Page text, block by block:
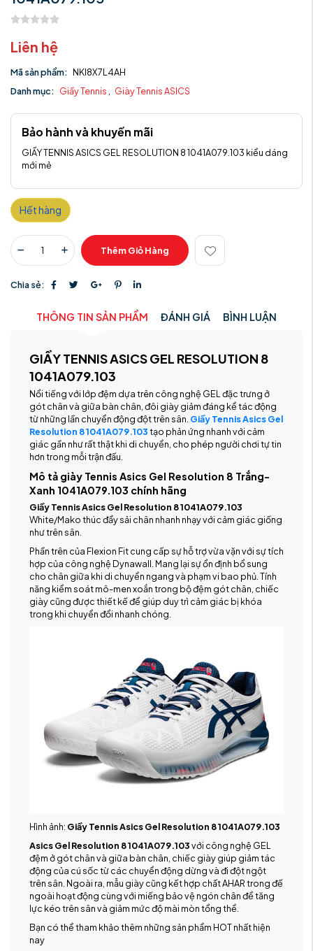
Liên hệ
Mã sản phẩm: NKI8X7L4AH
Danh mục: Giầy Tennis , Giày Tennis ASICS
Bảo hành và khuyến mãi
GIẦY TENNIS ASICS GEL RESOLUTION 8 1041A079.103 kiểu dáng
mới mẻ
Hết hàng
Thêm Giỏ Hàng
Chia sẻ:
THÔNG TIN SẢN PHẨM ĐÁNH GIÁ BÌNH LUẬN
GIẦY TENNIS ASICS GEL RESOLUTION 8
1041A079.103
Nổi tiếng với lớp đệm dựa trên công nghệ GEL đặc trưng ở
gót chân và giữa bàn chân, đôi giày giảm đáng kể tác động
từ những lần chuyển động đột trên sân. Giầy Tennis Asics Gel
Resolution 8 1041A079.103tạo phản ứng nhanh với cảm
giác gần như rất thật khi di chuyển, cho phép người chơi tự tin
hơn trong mỗi trận đấu.
Mô tả giày Tennis Asics Gel Resolution 8 Trắng-
Xanh 1041A079.103 chính hãng
Giầy Tennis Asics Gel Resolution 8 1041A079.103
White/Mako thúc đẩy sải chân nhanh nhạy với cảm giác giống
như trên sân.
Phần trên của Flexion Fit cung cấp sự hỗ trợ vừa vặn với sự tích
hợp của công nghệ Dynawall. Mang lại sự ổn định bổ sung
cho chân giữa khi di chuyển ngang và phạm vi bao phủ. Tính
năng kiểm soát mô-men xoắn trong bộ đệm gót chân, chiếc
giày cũng được thiết kế để giúp duy trì cảm giác bị khóa
trong khi chuyển đổi nhanh chóng.
Hình ảnh: Giầy Tennis Asics Gel Resolution 8 1041A079.103
Asics Gel Resolution 8 1041A079.103với công nghệ GEL
đệm ở gót chân và giữa bàn chân, chiếc giày giúp giảm tác
động của cú sốc từ các chuyển động dừng và đi đột ngột
trên sân. Ngoài ra, mẫu giày cũng kết hợp chất AHAR trong đế
ngoài hoạt động cùng với miếng bảo vệ ngón chân để tăng
lực kéo trên sân và giảm mức độ mài mòn tổng thể.
Bạn có thể tham khảo thêm những sản phẩm HOT nhất hiện
nay